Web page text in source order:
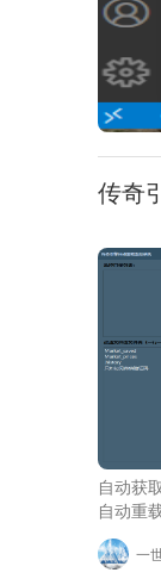
传奇
自动获
自动重
一